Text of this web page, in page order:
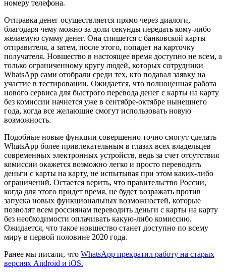
номеру телефона.
Отправка денег осуществляется прямо через диалоги,
благодаря чему можно за доли секунды передать кому-либо
желаемую сумму денег. Она спишется с банковской карты
отправителя, а затем, после этого, попадет на карточку
получателя. Новшество в настоящее время доступно не всем, а
только ограниченному кругу людей, которых сотрудники
WhatsApp сами отобрали среди тех, кто подавал заявку на
участие в тестировании. Ожидается, что полноценная работа
нового сервиса для быстрого перевода денег с карты на карту
без комиссии начнется уже в сентябре-октябре нынешнего
года, когда все желающие смогут использовать новую
возможность.
Подобные новые функции совершенно точно смогут сделать
WhatsApp более привлекательным в глазах всех владельцев
современных электронных устройств, ведь за счет отсутствия
комиссии окажется возможно легко и просто переводить
деньги с карты на карту, не испытывая при этом каких-либо
ограничений. Остается верить, что правительство России,
когда для этого придет время, не будет возражать против
запуска новых функциональных возможностей, которые
позволят всем россиянам переводить деньги с карты на карту
без необходимости оплачивать какую-либо комиссию.
Ожидается, что такое новшество станет доступно по всему
миру в первой половине 2020 года.
Ранее мы писали, что WhatsApp прекратил работу на старых
версиях Android и iOS.